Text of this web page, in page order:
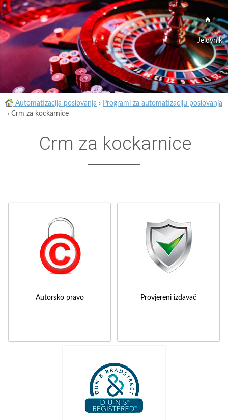
Jelovnik
Automatizacija poslovanja › Programi za automatizaciju poslovanja
› Crm za kockarnice
Crm za kockarnice
Autorsko pravo Provjereni izdavač